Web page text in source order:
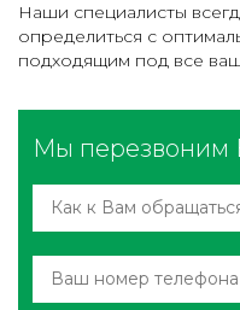
Наши специалисты
определиться с
подходящим под все
Мы перезвоним